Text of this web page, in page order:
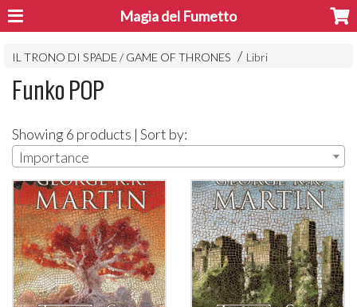
Magia del Fumetto
IL TRONO DI SPADE / GAME OF THRONES Libri
Funko POP
Showing 6 products | Sort by:
Importance